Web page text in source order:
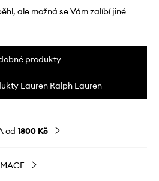
ale možná se Vám zalíbí jiné
produkty
Lauren Ralph Lauren
od 1800 Kč